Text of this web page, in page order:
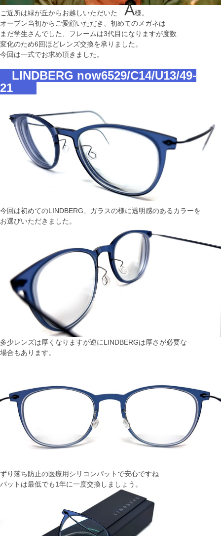
ご近所は緑が丘からお越しいただいた A様。
オープン当初からご愛顧いただき、初めてのメガネは
まだ学生さんでした、フレームは3代目になりますが度数
変化のため6回ほどレンズ交換を承りました。
今回は一式でお求め頂きました。
LINDBERG now6529/C14/U13/49-
21
今回は初めてのLINDBERG、ガラスの様に透明感のあるカラーを
お選びいただきました。
多少レンズは厚くなりますが逆にLINDBERGは厚さが必要な
場合もあります。
ずり落ち防止の医療用シリコンパットで安心ですね
パットは最低でも1年に一度交換しましょう。